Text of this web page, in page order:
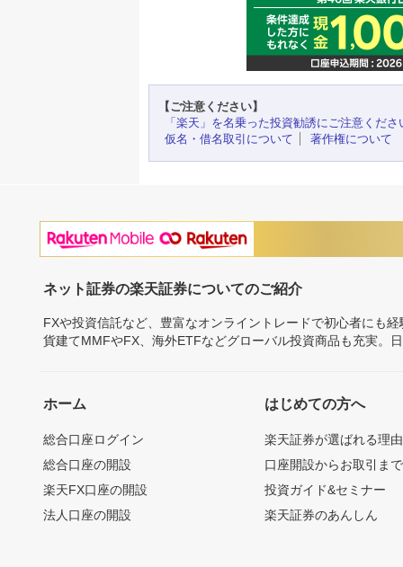
【ご注意ください】
「楽天」を名乗った投資勧誘にご注意くださ
仮名・借名取引について
著作権について
ネット証券の楽天証券についてのご紹介
FXや投資信託など、豊富なオンライントレードで初心者にも
貨建てMMFやFX、海外ETFなどグローバル投資商品も充実。
ホーム
総合口座ログイン
総合口座の開設
楽天FX口座の開設
法人口座の開設
はじめての方へ
楽天証券が選ばれる理由
口座開設からお取引ま
投資ガイド&セミナー
楽天証券のあんしん